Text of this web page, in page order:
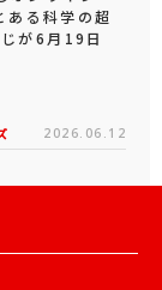
る科学の超
が6月19日
2026.06.12